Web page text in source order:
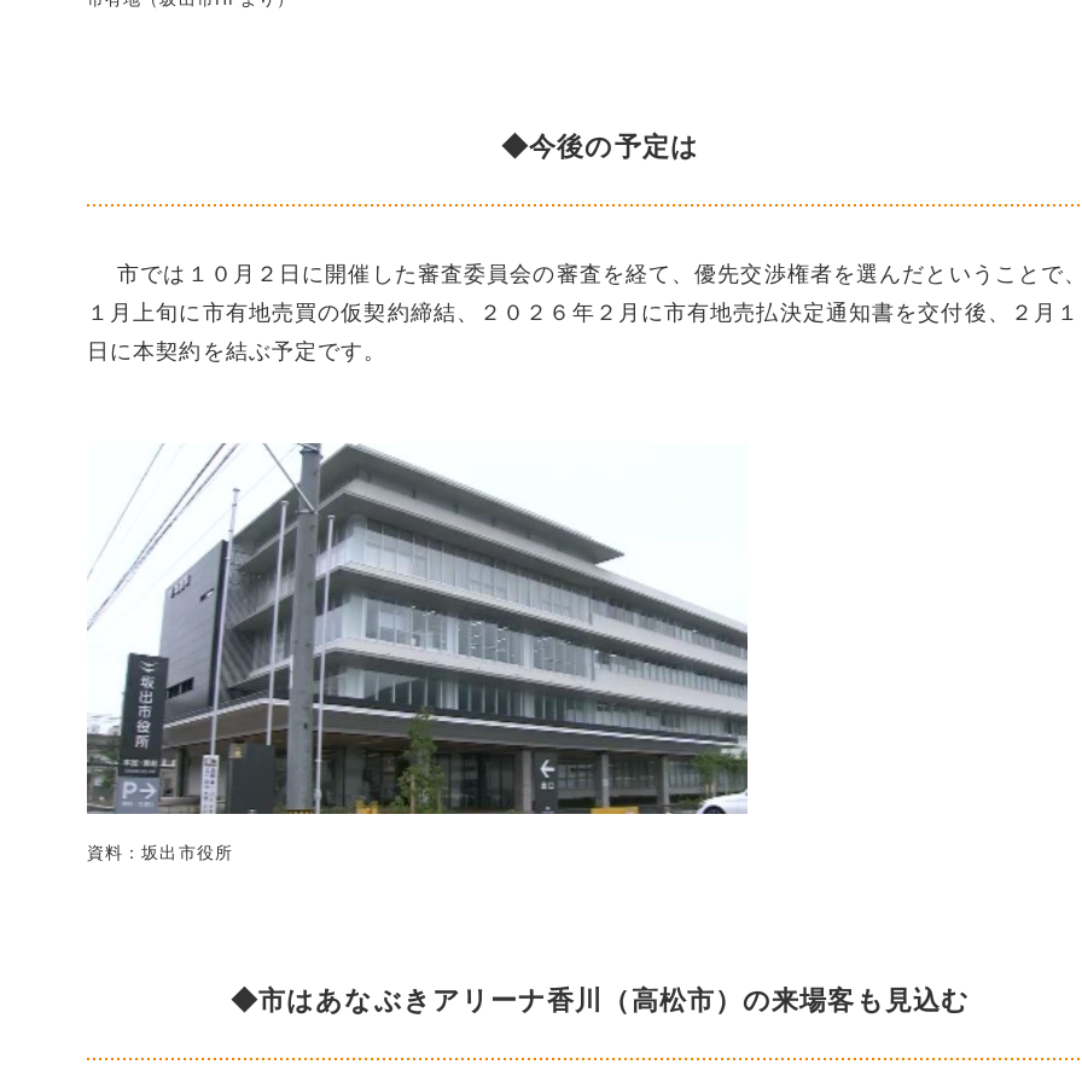
◆今後の予定は
市では１０月２日に開催した審査委員会の審査を経て、優先交渉権者を選んだということで
１月上旬に市有地売買の仮契約締結、２０２６年２月に市有地売払決定通知書を交付後、２月
日に本契約を結ぶ予定です。
資料：坂出市役所
◆市はあなぶきアリーナ香川（高松市）の来場客も見込む